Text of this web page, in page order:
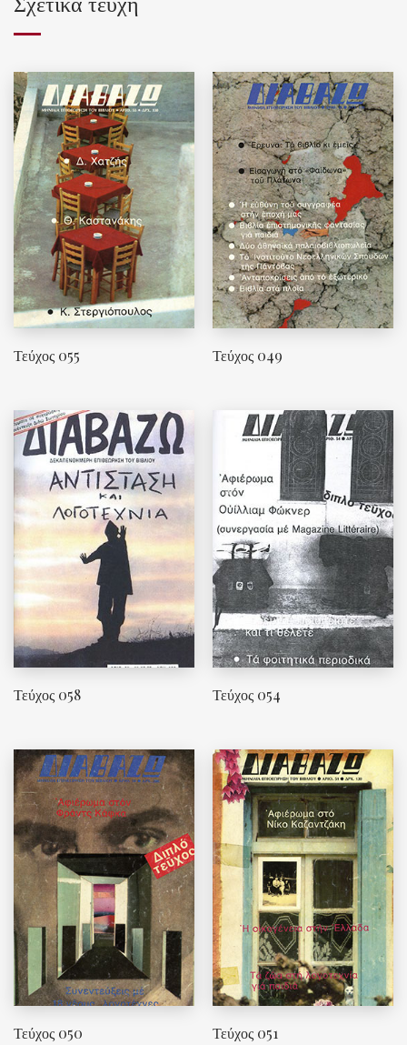
Τεύχος 055 Τεύχος 049
Τεύχος 058 Τεύχος 054
Τεύχος 050 Τεύχος 051